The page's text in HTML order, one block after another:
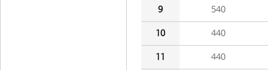
9 540
10 440
11 440